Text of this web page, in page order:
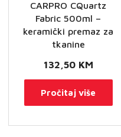
CARPRO CQuartz
Fabric 500ml –
keramički premaz za
tkanine
132,50 KM
Pročitaj više